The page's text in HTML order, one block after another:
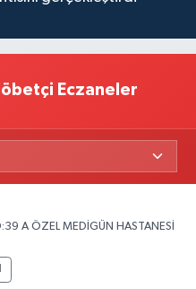
Eczaneler
A ÖZEL MEDİGÜN HASTANESİ